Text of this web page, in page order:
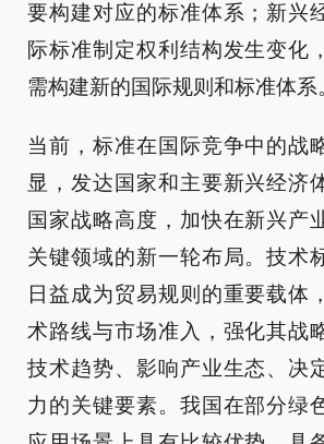
要构建对应的标准体系；新兴
际标准制定权利结构发生变化
需构建新的国际规则和标准体系
当前，标准在国际竞争中的战
显，发达国家和主要新兴经济
国家战略高度，加快在新兴产
关键领域的新一轮布局。技术
日益成为贸易规则的重要载体
术路线与市场准入，强化其战
技术趋势、影响产业生态、决
力的关键要素。我国在部分绿